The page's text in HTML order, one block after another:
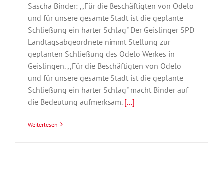
Sascha Binder: ,,Für die Beschäftigten von Odelo
und für unsere gesamte Stadt ist die geplante
Schließung ein harter Schlag" Der Geislinger SPD
Landtagsabgeordnete nimmt Stellung zur
geplanten Schließung des Odelo Werkes in
Geislingen. ,,Für die Beschäftigten von Odelo
und für unsere gesamte Stadt ist die geplante
Schließung ein harter Schlag" macht Binder auf
die Bedeutung aufmerksam. [...]
Weiterlesen